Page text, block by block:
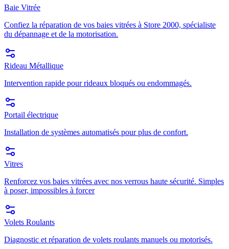
Baie Vitrée
Confiez la réparation de vos baies vitrées à Store 2000, spécialiste
du dépannage et de la motorisation.
Rideau Métallique
Intervention rapide pour rideaux bloqués ou endommagés.
Portail électrique
Installation de systèmes automatisés pour plus de confort.
Vitres
Renforcez vos baies vitrées avec nos verrous haute sécurité. Simples
à poser, impossibles à forcer
Volets Roulants
Diagnostic et réparation de volets roulants manuels ou motorisés.